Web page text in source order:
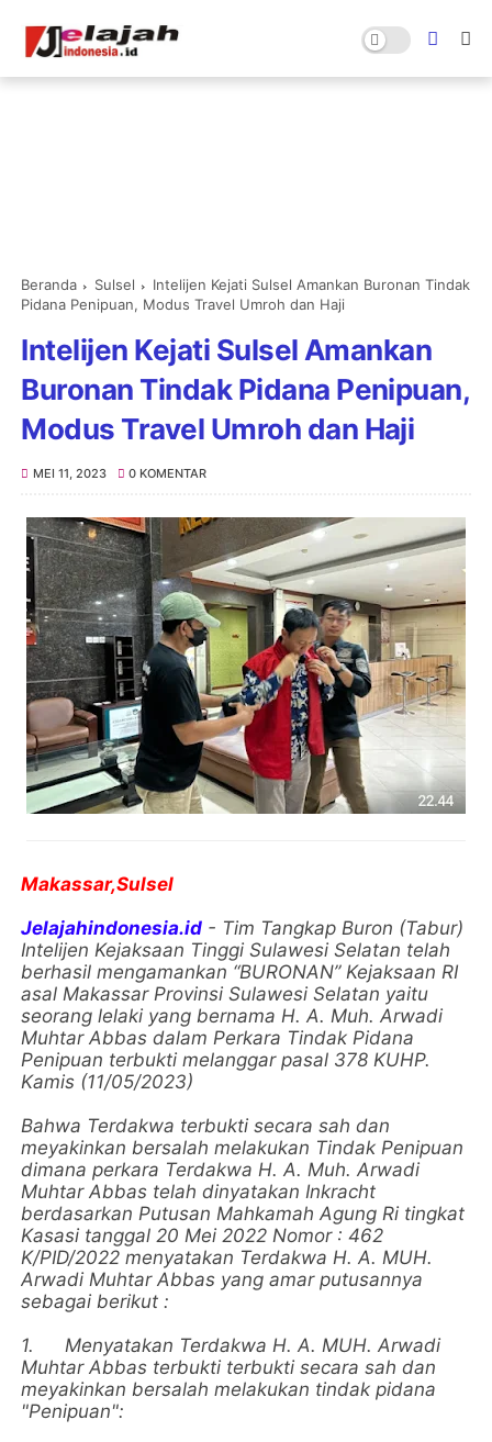
Beranda Sulsel
Intelijen Kejati Sulsel Amankan Buronan Tindak
Pidana Penipuan, Modus Travel Umroh dan Haji
Intelijen Kejati Sulsel Amankan
Buronan Tindak Pidana Penipuan,
Modus Travel Umroh dan Haji
MEI 11, 2023 0 KOMENTAR
Makassar,Sulsel
Jelajahindonesia.id - Tim Tangkap Buron (Tabur)
Intelijen Kejaksaan Tinggi Sulawesi Selatan telah
berhasil mengamankan “BURONAN” Kejaksaan RI
asal Makassar Provinsi Sulawesi Selatan yaitu
seorang lelaki yang bernama H. A. Muh. Arwadi
Muhtar Abbas dalam Perkara Tindak Pidana
Penipuan terbukti melanggar pasal 378 KUHP.
Kamis (11/05/2023)
Bahwa Terdakwa terbukti secara sah dan
meyakinkan bersalah melakukan Tindak Penipuan
dimana perkara Terdakwa H. A. Muh. Arwadi
Muhtar Abbas telah dinyatakan Inkracht
berdasarkan Putusan Mahkamah Agung Ri tingkat
Kasasi tanggal 20 Mei 2022 Nomor : 462
K/PID/2022 menyatakan Terdakwa H. A. MUH.
Arwadi Muhtar Abbas yang amar putusannya
sebagai berikut :
1.
Menyatakan Terdakwa H. A. MUH. Arwadi
Muhtar Abbas terbukti terbukti secara sah dan
meyakinkan bersalah melakukan tindak pidana
"Penipuan":